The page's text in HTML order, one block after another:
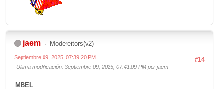
jaem Modereitors(v2)
#14
Septiembre 09, 2025, 07:39:20 PM
Ultima modificación: Septiembre 09, 2025, 07:41:09 PM por jaem
MBEL